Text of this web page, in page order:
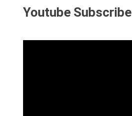
Youtube Subscribe